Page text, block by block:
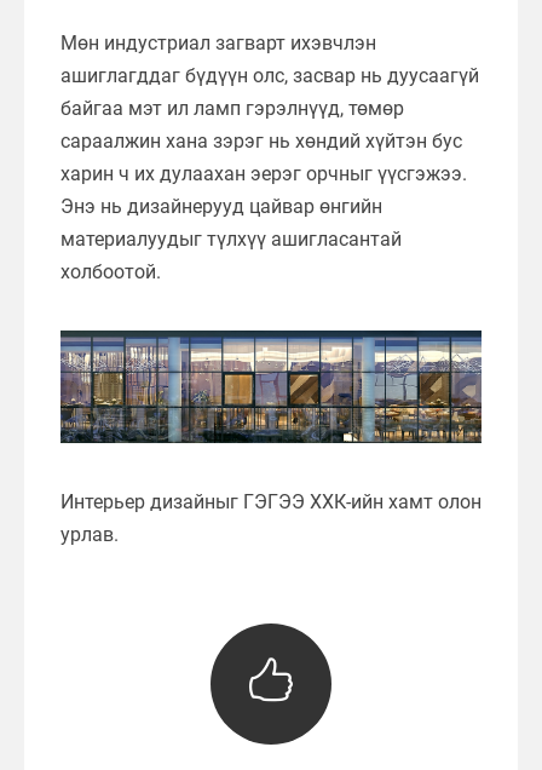
Мөн индустриал загварт ихэвчлэн
ашиглагддаг бүдүүн олс, засвар нь дуусаагүй
байгаа мэт ил ламп гэрэлнүүд, төмөр
сараалжин хана зэрэг нь хөндий хүйтэн бус
харин ч их дулаахан эерэг орчныг үүсгэжээ.
Энэ нь дизайнерууд цайвар өнгийн
материалуудыг түлхүү ашигласантай
холбоотой.
Интерьер дизайныг ГЭГЭЭ ХХК-ийн хамт олон
урлав.